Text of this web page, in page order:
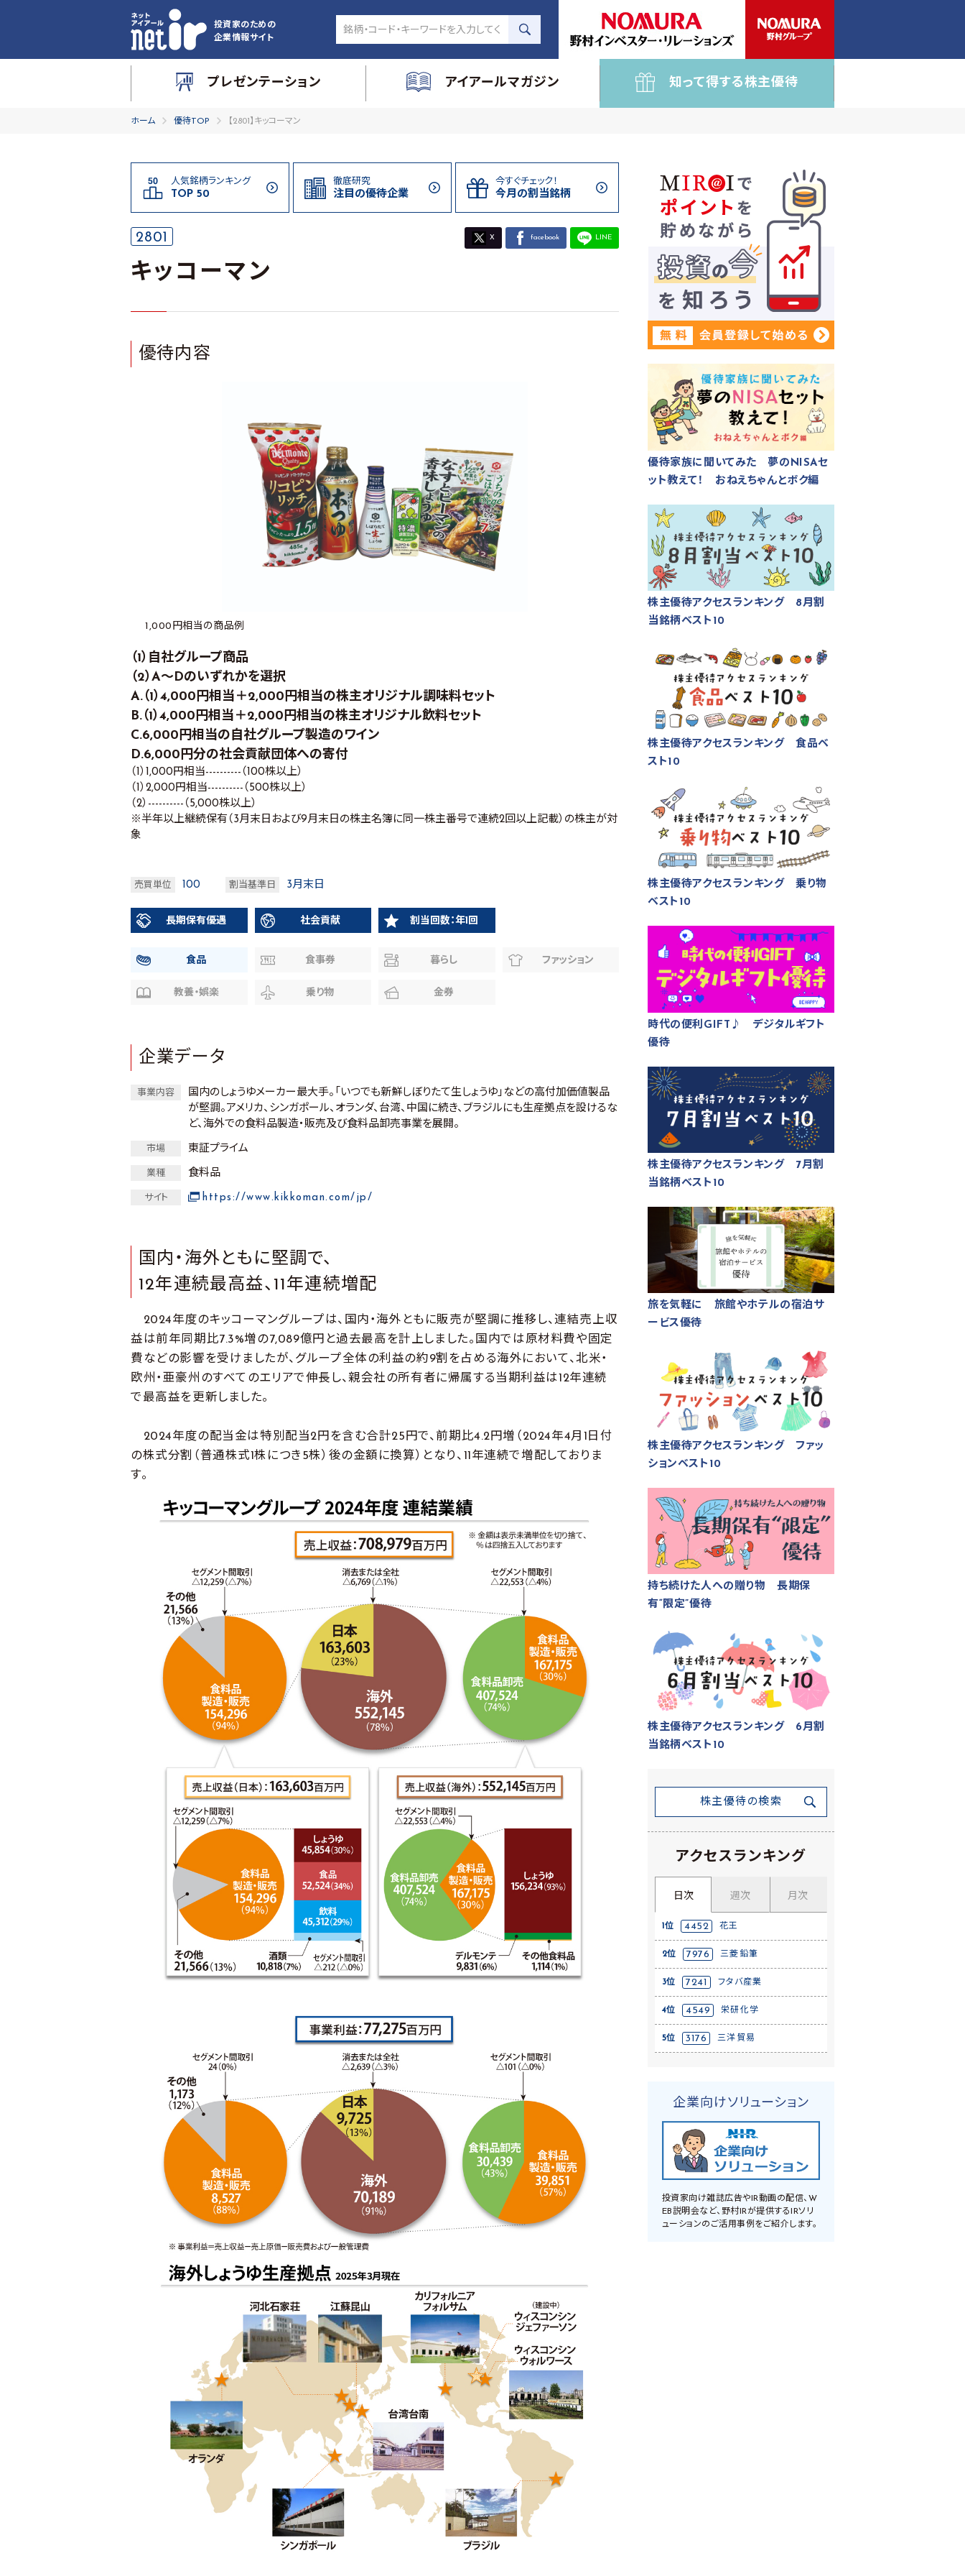
投資家のための
企業情報サイト
プレゼンテーション アイアールマガジン 知って得する株主優待
ホーム 優待TOP 【2801】キッコーマン
人気銘柄ランキング
TOP 50
徹底研究
注目の優待企業
今すぐチェック！
今月の割当銘柄
2801 X facebook LINE
キッコーマン
優待内容
1,000円相当の商品例
（1）自社グループ商品
（2）A～Dのいずれかを選択
A.（1）4,000円相当＋2,000円相当の株主オリジナル調味料セット
B.（1）4,000円相当＋2,000円相当の株主オリジナル飲料セット
C.6,000円相当の自社グループ製造のワイン
D.6,000円分の社会貢献団体への寄付
（1）1,000円相当----------（100株以上）
（1）2,000円相当----------（500株以上）
（2）----------（5,000株以上）
※半年以上継続保有（3月末日および9月末日の株主名簿に同一株主番号で連続2回以上記載）の株主が対
象
売買単位 100 割当基準日 3月末日
長期保有優遇 社会貢献 割当回数：年1回
食品 食事券 暮らし ファッション
教養・娯楽 乗り物 金券
企業データ
事業内容
国内のしょうゆメーカー最大手。「いつでも新鮮しぼりたて生しょうゆ」などの高付加価値製品
が堅調。アメリカ、シンガポール、オランダ、台湾、中国に続き、ブラジルにも生産拠点を設けるな
ど、海外での食料品製造・販売及び食料品卸売事業を展開。
市場 東証プライム
業種 食料品
サイト https://www.kikkoman.com/jp/
国内・海外ともに堅調で、
12年連続最高益、11年連続増配
2024年度のキッコーマングループは、国内・海外ともに販売が堅調に推移し、連結売上収
益は前年同期比7.3%増の7,089億円と過去最高を計上しました。国内では原材料費や固定
費などの影響を受けましたが、グループ全体の利益の約9割を占める海外において、北米・
欧州・亜豪州のすべてのエリアで伸長し、親会社の所有者に帰属する当期利益は12年連続
で最高益を更新しました。
2024年度の配当金は特別配当2円を含む合計25円で、前期比4.2円増（2024年4月1日付
の株式分割（普通株式1株につき5株）後の金額に換算）となり、11年連続で増配しておりま
す。
優待家族に聞いてみた 夢のNISAセ
ット教えて！ おねえちゃんとボク編
株主優待アクセスランキング 8月割
当銘柄ベスト10
株主優待アクセスランキング 食品ベ
スト10
株主優待アクセスランキング 乗り物
ベスト10
時代の便利GIFT♪ デジタルギフト
優待
株主優待アクセスランキング 7月割
当銘柄ベスト10
旅を気軽に 旅館やホテルの宿泊サ
ービス優待
株主優待アクセスランキング ファッ
ションベスト10
持ち続けた人への贈り物 長期保
有“限定”優待
株主優待アクセスランキング 6月割
当銘柄ベスト10
株主優待の検索
アクセスランキング
日次 週次 月次
1位 4452 花王
2位 7976 三菱鉛筆
3位 7241 フタバ産業
4位 4549 栄研化学
5位 3176 三洋貿易
企業向けソリューション
投資家向け雑誌広告やIR動画の配信、W
EB説明会など、野村IRが提供するIRソリ
ューションのご活用事例をご紹介します。